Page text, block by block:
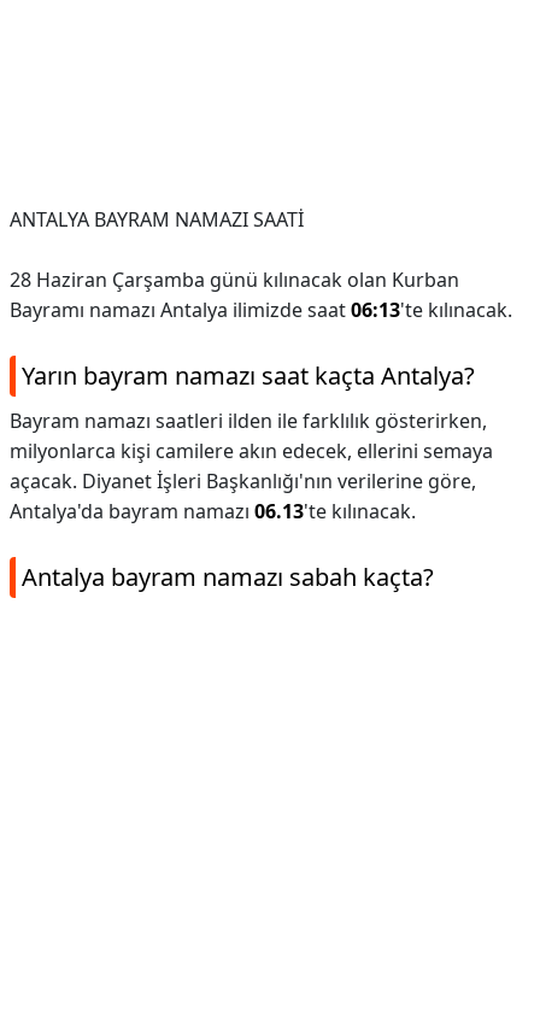
ANTALYA BAYRAM NAMAZI SAATİ
28 Haziran Çarşamba günü kılınacak olan Kurban
Bayramı namazı Antalya ilimizde saat06:13'te kılınacak.
Yarın bayram namazı saat kaçta Antalya?
Bayram namazı saatleri ilden ile farklılık gösterirken,
milyonlarca kişi camilere akın edecek, ellerini semaya
açacak. Diyanet İşleri Başkanlığı'nın verilerine göre,
Antalya'da bayram namazı 06.13'te kılınacak.
Antalya bayram namazı sabah kaçta?